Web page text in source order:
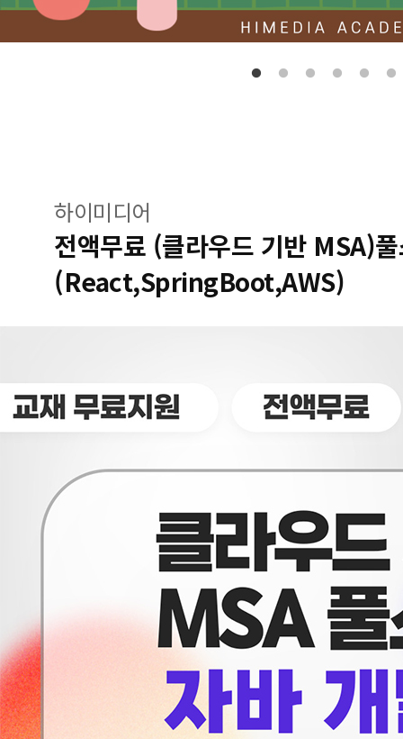
하이미디어
전액무료 (클라우드 기반 MSA)
(React,SpringBoot,AWS)